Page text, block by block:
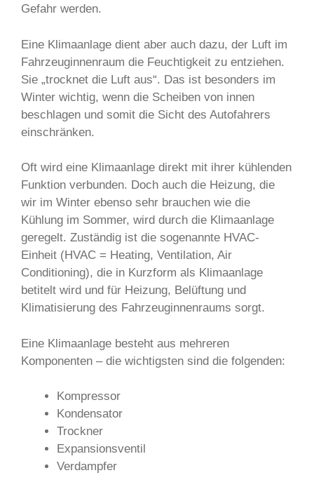
Gefahr werden.
Eine Klimaanlage dient aber auch dazu, der Luft im
Fahrzeuginnenraum die Feuchtigkeit zu entziehen.
Sie „trocknet die Luft aus“. Das ist besonders im
Winter wichtig, wenn die Scheiben von innen
beschlagen und somit die Sicht des Autofahrers
einschränken.
Oft wird eine Klimaanlage direkt mit ihrer kühlenden
Funktion verbunden. Doch auch die Heizung, die
wir im Winter ebenso sehr brauchen wie die
Kühlung im Sommer, wird durch die Klimaanlage
geregelt. Zuständig ist die sogenannte HVAC-
Einheit (HVAC = Heating, Ventilation, Air
Conditioning), die in Kurzform als Klimaanlage
betitelt wird und für Heizung, Belüftung und
Klimatisierung des Fahrzeuginnenraums sorgt.
Eine Klimaanlage besteht aus mehreren
Komponenten – die wichtigsten sind die folgenden:
Kompressor
Kondensator
Trockner
Expansionsventil
Verdampfer